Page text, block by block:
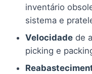
inventário
sistema e
Velocidade de
picking e